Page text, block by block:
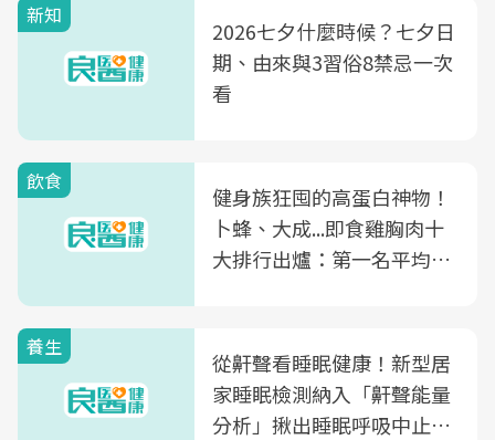
新知
2026七夕什麼時候？七夕日
期、由來與3習俗8禁忌一次
看
飲食
健身族狂囤的高蛋白神物！
卜蜂、大成...即食雞胸肉十
大排行出爐：第一名平均一
養生
從鼾聲看睡眠健康！新型居
家睡眠檢測納入「鼾聲能量
分析」揪出睡眠呼吸中止症